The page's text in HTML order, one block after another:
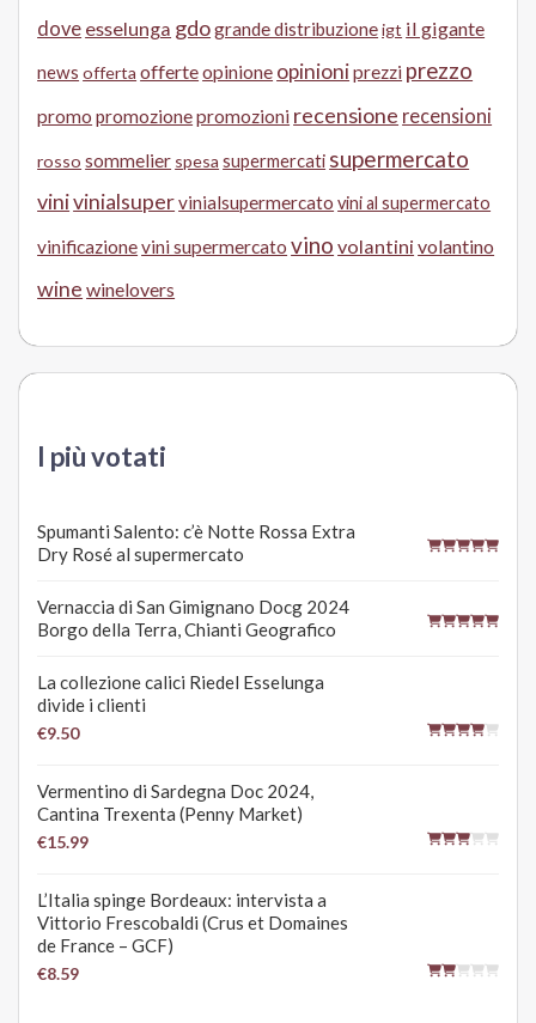
dove esselunga gdogrande distribuzioneigt il gigante
news offerta offerteopinione opinioniprezzi prezzo
promo promozionepromozioni recensione recensioni
rosso sommelier spesa supermercati supermercato
vinivinialsupervinialsupermercato vini al supermercato
vinificazionevini supermercato vino volantini volantino
wine winelovers
I più votati
Spumanti Salento: c’è Notte Rossa Extra
Dry Rosé al supermercato
Vernaccia di San Gimignano Docg 2024
Borgo della Terra, Chianti Geografico
La collezione calici Riedel Esselunga
divide i clienti
€9.50
Vermentino di Sardegna Doc 2024,
Cantina Trexenta (Penny Market)
€15.99
L’Italia spinge Bordeaux: intervista a
Vittorio Frescobaldi (Crus et Domaines
de France – GCF)
€8.59